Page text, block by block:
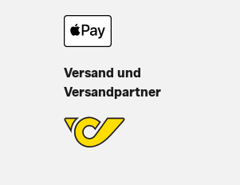
Versand und
Versandpartner